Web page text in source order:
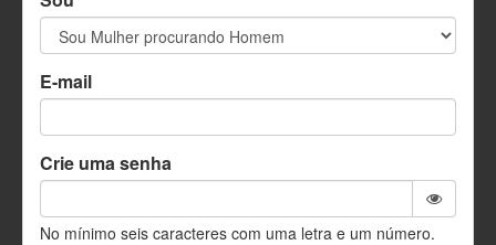
quem
procura um
amor em
Cristo.
E-mail
Crie uma senha
No mínimo seis caracteres com uma letra e um número.